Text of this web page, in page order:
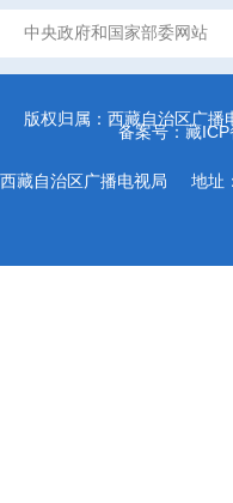
中央政府和国家部委网站
版权归属：西藏自治区广播
备案号：藏
西藏自治区广播电视局 地址